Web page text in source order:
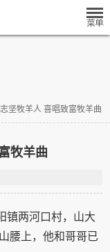
坚牧羊人 喜唱致富牧羊曲
牧羊曲
镇两河口村，山大
腰上，他和哥哥已